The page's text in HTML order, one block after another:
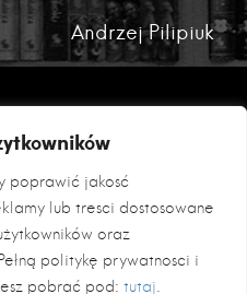
poprawić jakość
lub treści dostosowane
oraz
politykę prywatności i
pobrać pod: tutaj.
Andrzej Pilipiuk